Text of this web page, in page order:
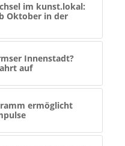
im kunst.lokal:
Oktober in der
Innenstadt?
auf
ermöglicht